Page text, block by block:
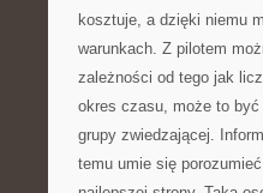
kosztuje, a dzięki niemu
warunkach. Z pilotem
zależności od tego jak
okres czasu, może to być
grupy zwiedzającej.
temu umie się